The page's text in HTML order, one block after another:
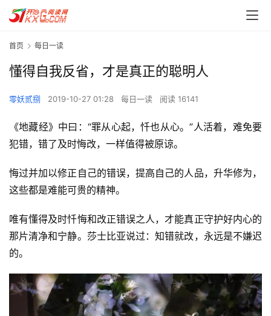
首页 每日一读
懂得自我反省，才是真正的聪明人
零妖贰捌 2019-10-27 01:28 每日一读 阅读 16141
《地藏经》中曰：“罪从心起，忏也从心。”人活着，难免要
犯错，错了及时悔改，一样值得被原谅。
悔过并加以修正自己的错误，提高自己的人品，升华修为，
这些都是难能可贵的精神。
唯有懂得及时忏悔和改正错误之人，才能真正守护好内心的
那片清净和宁静。莎士比亚说过：知错就改，永远是不嫌迟
的。